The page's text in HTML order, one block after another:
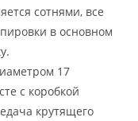
сотнями, все
в основном
17
с коробкой
крутящего